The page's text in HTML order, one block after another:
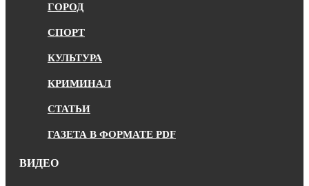
ГОРОД
СПОРТ
КУЛЬТУРА
КРИМИНАЛ
СТАТЬИ
ГАЗЕТА В ФОРМАТЕ PDF
ВИДЕО